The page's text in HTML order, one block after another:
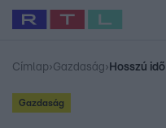
Legfrissebb RTL Híradó
Babits Marcella
Címlap›Gazdaság›
Gazdaság